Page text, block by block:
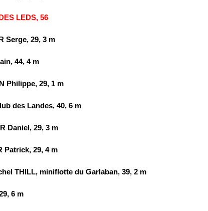
LEDS, 56
Serge, 29, 3 m
44, 4 m
Philippe, 29, 1 m
des Landes, 40, 6 m
Daniel, 29, 3 m
Patrick, 29, 4 m
THILL, miniflotte du Garlaban, 39, 2 m
6 m